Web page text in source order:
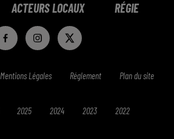
ACTEURS LOCAUX RÉGIE
Mentions Légales Réglement Plan du site
2025 2024 2023 2022